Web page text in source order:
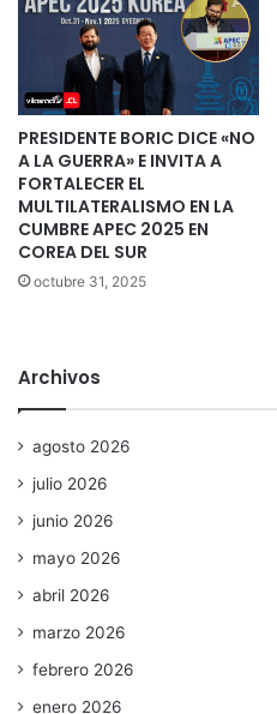
PRESIDENTE BORIC DICE «NO
A LA GUERRA» E INVITA A
FORTALECER EL
MULTILATERALISMO EN LA
CUMBRE APEC 2025 EN
COREA DEL SUR
octubre 31, 2025
Archivos
agosto 2026
julio 2026
junio 2026
mayo 2026
abril 2026
marzo 2026
febrero 2026
enero 2026